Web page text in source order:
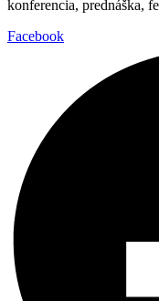
konferencia, prednáška,
Facebook